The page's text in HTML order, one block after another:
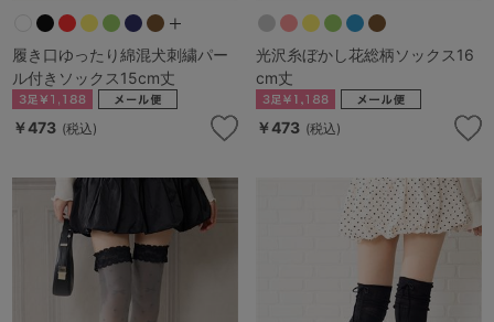
履き口ゆったり綿混犬刺繍パー
ル付きソックス15cm丈
￥473 (税込)
光沢糸ぼかし花総柄ソックス16
cm丈
￥473 (税込)